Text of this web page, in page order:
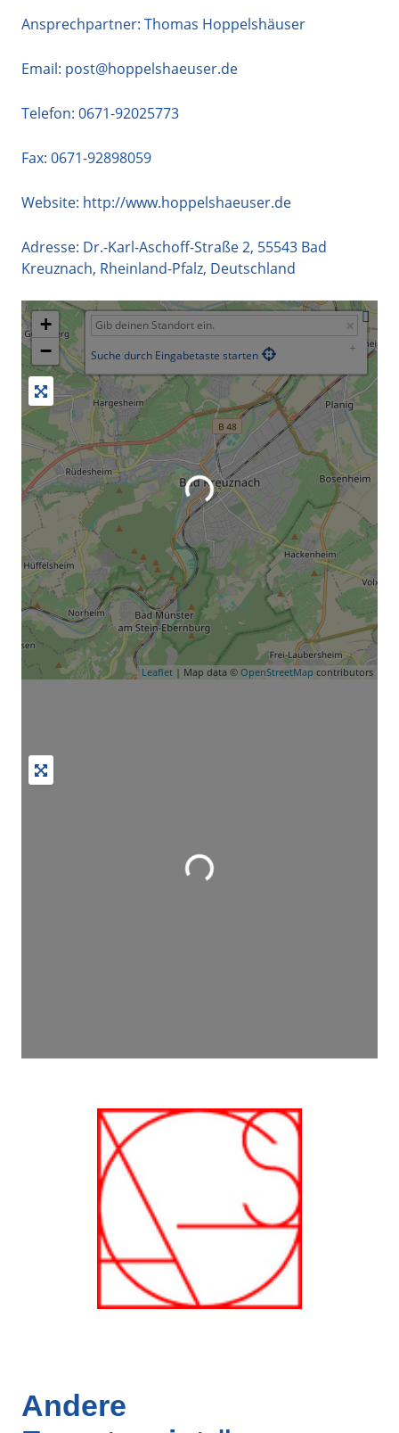
Ansprechpartner: Thomas Hoppelshäuser
Email: post@hoppelshaeuser.de
Telefon: 0671-92025773
Fax: 0671-92898059
Website: http://www.hoppelshaeuser.de
Adresse: Dr.-Karl-Aschoff-Straße 2, 55543 Bad
Kreuznach, Rheinland-Pfalz, Deutschland
+
−
Suche durch Eingabetaste starten
Leaflet | Map data © OpenStreetMap contributors
Wird geladen …
Andere